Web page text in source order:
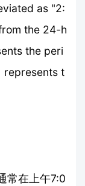
as "2:
the 24-h
the peri
represents t
常在上午7:0